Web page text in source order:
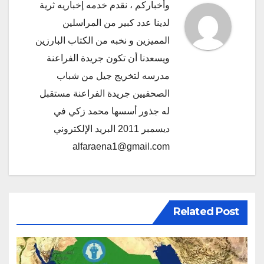
وأخباركم ، نقدم خدمه إخباريه ثرية
لدينا عدد كبير من المراسلين
المميزين و نخبه من الكتاب البارزين
ويسعدنا أن تكون جريدة الفراعنة
مدرسه لتخريج جيل من شباب
الصحفيين جريدة الفراعنة مستقبل
له جذور أسسها محمد زكي في
ديسمبر 2011 البريد الإلكتروني
alfaraena1@gmail.com
Related Post